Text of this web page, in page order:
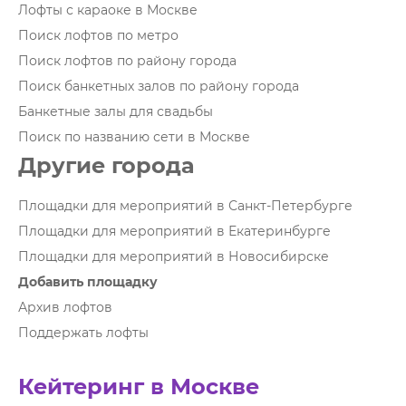
Лофты с караоке в Москве
Поиск лофтов по метро
Поиск лофтов по району города
Поиск банкетных залов по району города
Банкетные залы для свадьбы
Поиск по названию сети в Москве
Другие города
Площадки для мероприятий в Санкт-Петербурге
Площадки для мероприятий в Екатеринбурге
Площадки для мероприятий в Новосибирске
Добавить площадку
Архив лофтов
Поддержать лофты
Кейтеринг в Москве